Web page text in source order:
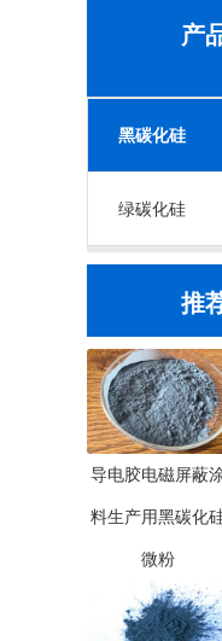
产
黑碳化硅
绿碳化硅
推
导电胶电磁屏蔽
料生产用黑碳化
微粉